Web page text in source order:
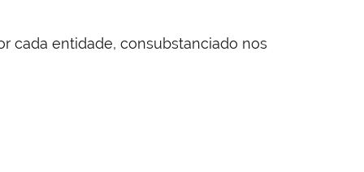
cada entidade, consubstanciado nos